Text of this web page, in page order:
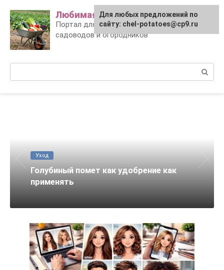
content
Любимая дача
Портал для заботливых
садоводов и огородников
Уход
Голубиный помет как удобрение как
применять
Для любых предложений по
сайту: chel-potatoes@cp9.ru